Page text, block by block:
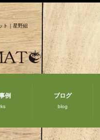
ト｜星野組
例 ブログ
blog